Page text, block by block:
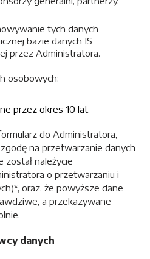
tych danych
bazie danych IS
przez Administratora.
osobowych:
przez okres 10 lat.
do Administratora,
na przetwarzanie danych
został należycie
o przetwarzaniu i
oraz, że powyższe dane
a przekazywane
danych